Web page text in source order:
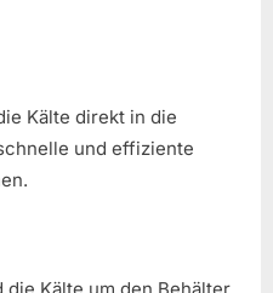
Kälte direkt in die
und effiziente